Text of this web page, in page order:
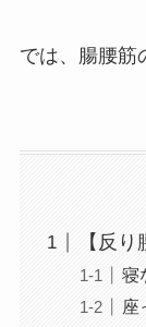
では、腸腰筋
【反
寝
座